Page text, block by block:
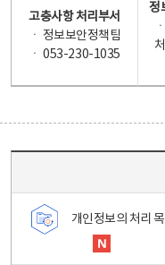
고충사항 처리부서
ㆍ 정보보안정책팀
ㆍ 053-230-1035
정
개인정보의 처리